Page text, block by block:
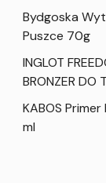
Bydgoska
Puszce 70g
INGLOT
BRONZER DO
KABOS
ml